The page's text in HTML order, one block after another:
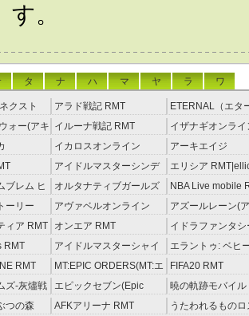
す。
タ ナ ハ マ ヤ ラ ワ
クスト
アラド戦記 RMT
ETERNAL（エタ
RMT
ォー(アキ イルーナ戦記 RMT
イザナギオンライ
イカロスオンライン
RMT（予約制）
アーキエイジ
RMT|ArcheAge
約制）
アイドルマスターシンデ
レラガールズ(モバマス)
RMT
エリシア
RMT
ブレム ヒ
ローズ)
オルタナティブガールズ
RMT
NBA Live mobile
ーリー
アヴァベルオンライン
RMT
アズールレーン(
RMT
ィア RMT オンエア RMT
イドラファンタシ
ーサーガ RMT
RMT
アイドルマスターシャイ
ニーカラーズ(シャニマス)
RMT
エラントゥ: ベヒ
ピリット RMT
RMT
MT:EPIC ORDERS(MT:エ
ピック・オーダーズ)
RMT
FIFA20 RMT
ズ‐灰燼戦
エピックセブン(Epic
Seven) RMT
暁の軌跡モバイル
伝説 ） RMT
つの森
AFKアリーナ RMT
うたわれるもの